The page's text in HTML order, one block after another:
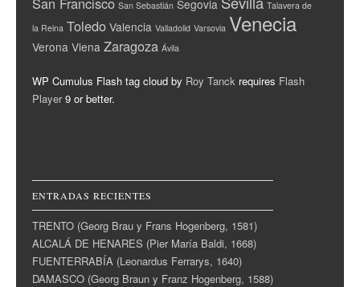
San Sebastián Segovia
Talavera de
la Reina Toledo Valencia Valladolid Varsovia Venecia
Verona Viena Zaragoza Ávila
WP Cumulus Flash tag cloud by Roy Tanck requires Flash
Player9 or better.
ENTRADAS RECIENTES
TRENTO (Georg Brau y Frans Hogenberg, 1581)
ALCALÁ DE HENARES (Pier María Baldi, 1668)
FUENTERRABÍA (Leonardus Ferrarys, 1640)
DAMASCO (Georg Braun y Franz Hogenberg, 1588)